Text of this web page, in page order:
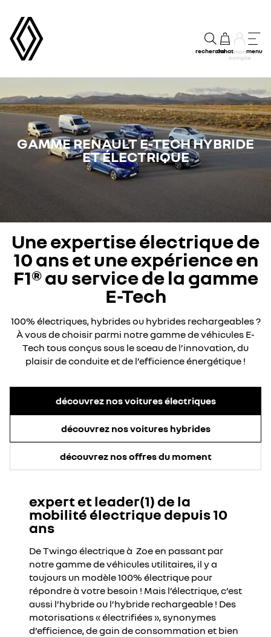
rechercheachatmon
compte
menu
GAMME RENAULT E-TECH HYBRIDE
ET ÉLECTRIQUE
Une expertise électrique de
10 ans et une expérience en
F1® au service de la gamme
E-Tech
100% électriques, hybrides ou hybrides rechargeables ?
À vous de choisir parmi notre gamme de véhicules E-
Tech tous conçus sous le sceau de l’innovation, du
plaisir de conduite et de l’efficience énergétique !
découvrez nos voitures électriques
découvrez nos voitures hybrides
découvrez nos offres du moment
expert et leader(1) de la
mobilité électrique depuis 10
ans
De Twingo électrique à Zoe en passant par
notre gamme de véhicules utilitaires, il y a
toujours un modèle 100% électrique pour
répondre à votre besoin ! Mais l’électrique, c’est
aussi l’hybride ou l’hybride rechargeable ! Des
motorisations « électrifiées », synonymes
d’efficience, de gain de consommation et bien